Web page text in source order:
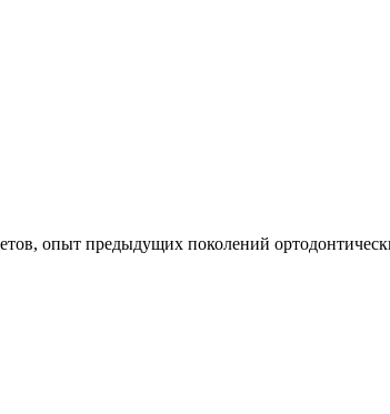
опыт предыдущих поколений